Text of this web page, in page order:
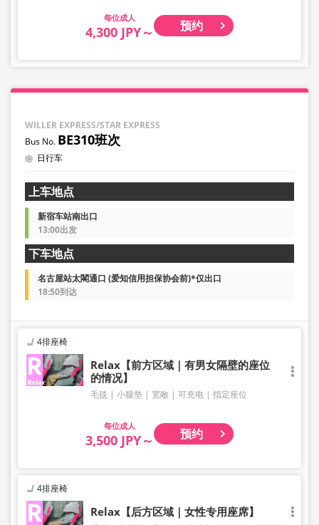
成人
4,300 JPY～ 预约
WILLER EXPRESS/STAR EXPRESS
BE310班次
日行车
上车地点
新宿车站南出口
13:00出发
下车地点
名古屋站太閣通口 (爱知信用担保协会前)*仅出口
18:50到达
4排座椅
Relax【前方区域｜有男女隔壁的座位
的情况】
毛毯 小腿垫 宽敞 可充电 指定座位
成人
3,500 JPY～ 预约
4排座椅
Relax【后方区域｜女性专用座席】